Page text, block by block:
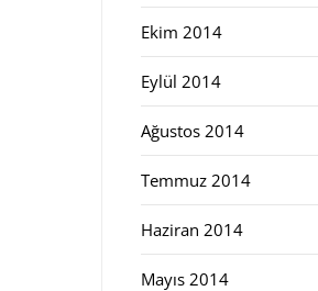
Ekim 2014
Eylül 2014
Ağustos 2014
Temmuz 2014
Haziran 2014
Mayıs 2014